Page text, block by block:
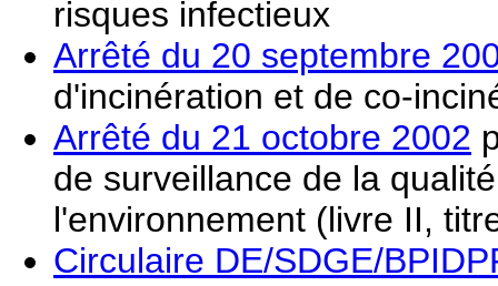
risques infectieux
Arrêté du 20 septembre
d'incinération et de co-
Arrêté du 21 octobre 2002
de surveillance de la
l'environnement (livre II,
Circulaire DE/SDGE/